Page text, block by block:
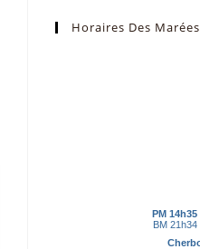
Horaires Des Marées